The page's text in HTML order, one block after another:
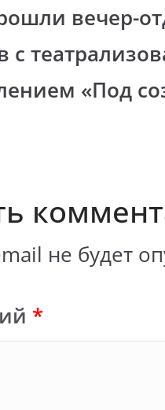
вечер-
с
«Под
не будет
*